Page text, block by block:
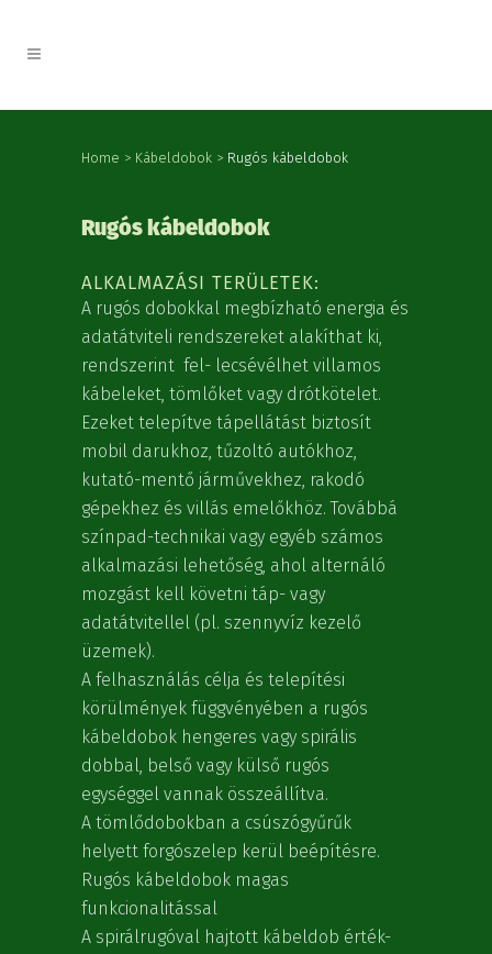
Home > Kábeldobok > Rugós kábeldobok
Rugós kábeldobok
ALKALMAZÁSI TERÜLETEK:
A rugós dobokkal megbízható energia és
adatátviteli rendszereket alakíthat ki,
rendszerint fel- lecsévélhet villamos
kábeleket, tömlőket vagy drótkötelet.
Ezeket telepítve tápellátást biztosít
mobil darukhoz, tűzoltó autókhoz,
kutató-mentő járművekhez, rakodó
gépekhez és villás emelőkhöz. Továbbá
színpad-technikai vagy egyéb számos
alkalmazási lehetőség, ahol alternáló
mozgást kell követni táp- vagy
adatátvitellel (pl. szennyvíz kezelő
üzemek).
A felhasználás célja és telepítési
körülmények függvényében a rugós
kábeldobok hengeres vagy spirális
dobbal, belső vagy külső rugós
egységgel vannak összeállítva.
A tömlődobokban a csúszógyűrűk
helyett forgószelep kerül beépítésre.
Rugós kábeldobok magas
funkcionalitással
A spirálrugóval hajtott kábeldob érték-